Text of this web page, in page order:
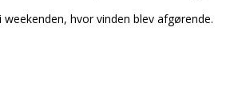
hvor vinden blev afgørende.